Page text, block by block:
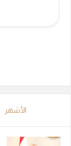
الأشهر